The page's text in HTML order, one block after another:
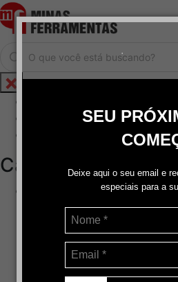
.
SEU
Deixe aqui o seu email e
especiais para a
Cadastrar / Logar
Central de Atendimento
Categorias
Disco de Corte
Disco de Corte e
Disco de Desbaste
Escovas de Aço
Escovas de Latão